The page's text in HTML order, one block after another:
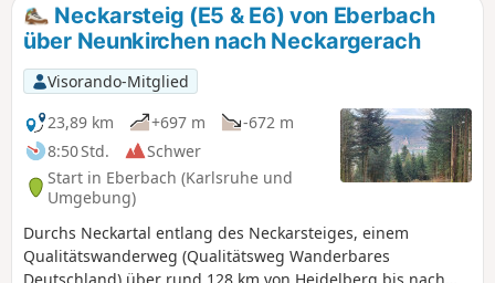
Neckarsteig (E5 & E6) von Eberbach
über Neunkirchen nach Neckargerach
Visorando-Mitglied
23,89 km
+697 m
-672 m
8:50 Std.
Schwer
Start in Eberbach (Karlsruhe und
Umgebung)
Durchs Neckartal entlang des Neckarsteiges, einem
Qualitätswanderweg (Qualitätsweg Wanderbares